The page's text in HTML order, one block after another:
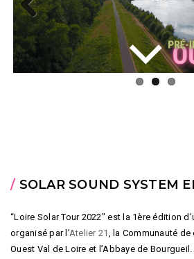
Previous
/ SOLAR SOUND SYSTEM
“Loire Solar Tour 2022″ est la 1ère édition
organisé par l’Atelier 21 , la Communauté
Ouest Val de Loire et l’Abbaye de